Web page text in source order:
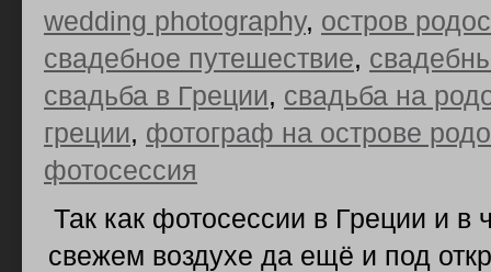
wedding photography, остров родос
свадебное путешествие,
свадьба в Греции, свадьба на
греции, фотограф на острове
фотосессия
Так как фотосессии в Греции и в
свежем воздухе да ещё и под